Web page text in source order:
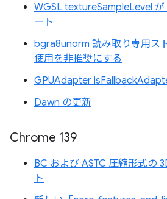
WGSL textureSampleLevel
ート
bgra8unorm 読み取り専用ス
使用を非推奨にする
GPUAdapter
Dawn の更新
Chrome 139
BC および ASTC 圧縮形式の
ト